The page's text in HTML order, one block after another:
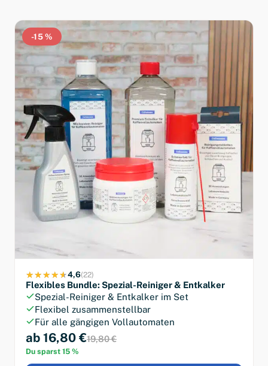
-15 %
4,6(22)
Flexibles Bundle: Spezial-Reiniger & Entkalker
Spezial-Reiniger & Entkalker im Set
Flexibel zusammenstellbar
Für alle gängigen Vollautomaten
ab 16,80 €19,80 €
Du sparst 15 %